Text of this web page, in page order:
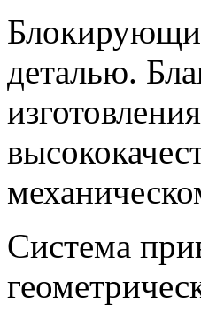
деталью.
Система